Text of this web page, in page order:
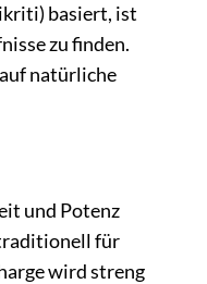
basiert, ist
zu finden.
natürliche
und Potenz
für
wird streng